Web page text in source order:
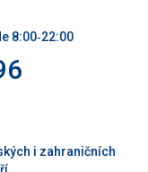
8:00‑22:00
i zahraničních